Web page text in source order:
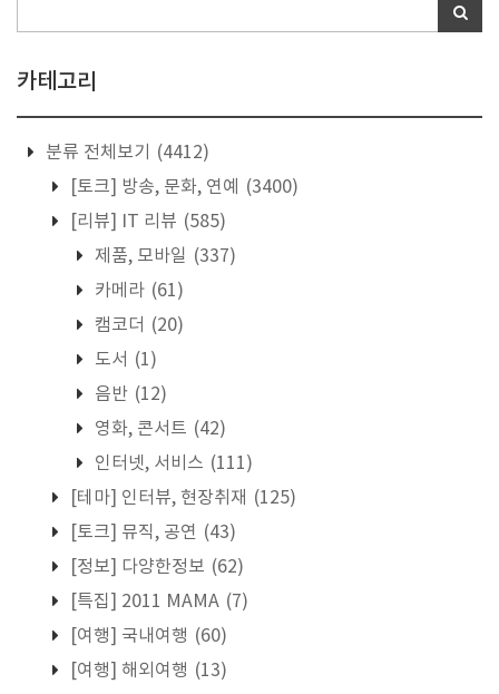
카테고리
분류 전체보기
(4412)
[토크] 방송, 문화, 연예
(3400)
[리뷰] IT 리뷰 (585)
제품, 모바일 (337)
카메라 (61)
캠코더 (20)
도서 (1)
음반 (12)
영화, 콘서트 (42)
인터넷, 서비스 (111)
[테마] 인터뷰, 현장취재 (125)
[토크] 뮤직, 공연 (43)
[정보] 다양한정보 (62)
[특집] 2011 MAMA (7)
[여행] 국내여행 (60)
[여행] 해외여행 (13)